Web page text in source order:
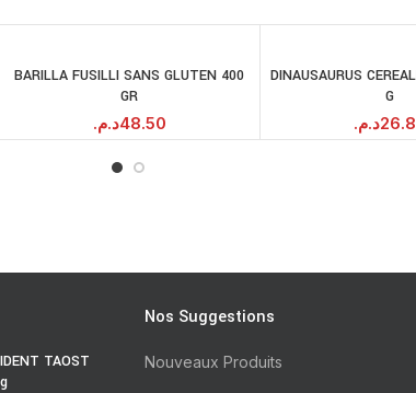
AJOUTER AU
BARILLA FUSILLI SANS GLUTEN 400
GR
48.50د.م.
DINAUSAURUS
G
د.م.
TAOST
Nos Suggestions
Nouveaux Produits